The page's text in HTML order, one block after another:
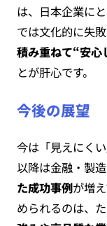
は、日本企業に
では文化的に失
積み重ねて“安心
とが肝心です。
今後の展望
今は「見えにく
以降は金融・製
た成功事例が増
められるのは、